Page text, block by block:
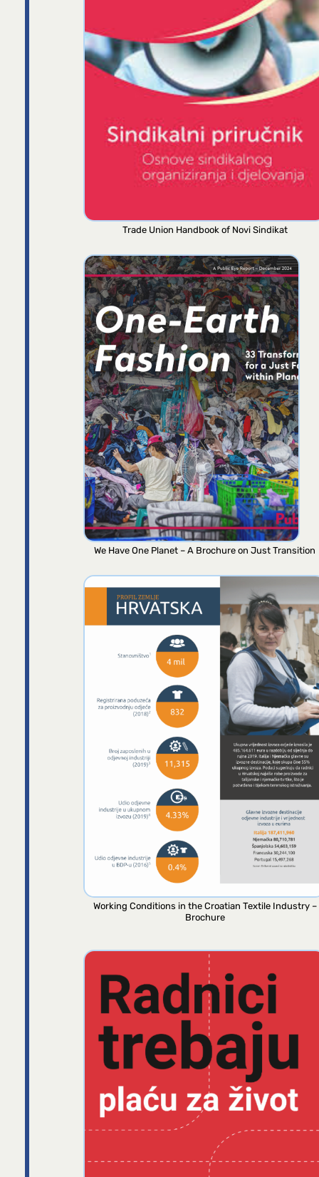
Trade Union Handbook of Novi Sindikat
We Have One Planet – A Brochure on Just Transition
Working Conditions in the Croatian Textile Industry –
Brochure